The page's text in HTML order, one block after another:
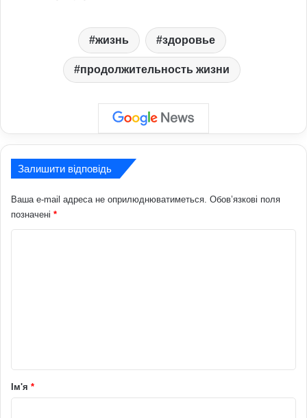
жизнь здоровье
продолжительность жизни
Залишити відповідь
Ваша e-mail адреса не оприлюднюватиметься. Обов’язкові поля
позначені *
рІм'я *